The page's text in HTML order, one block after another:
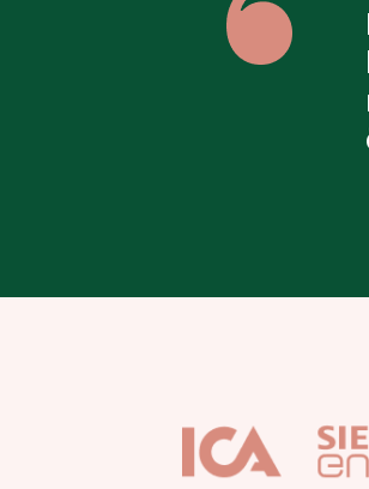
& trender och ett
sina idéer och